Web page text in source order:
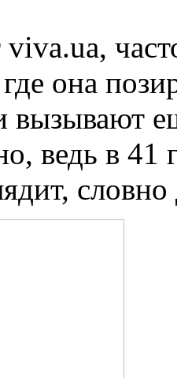
viva.ua,
она
вызывают
ведь в
словно